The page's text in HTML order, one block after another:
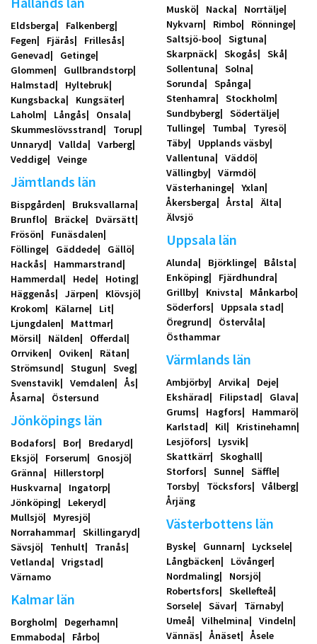
Eldsberga
Falkenberg
Fegen
Fjärås
Frillesås
Genevad
Getinge
Glommen
Gullbrandstorp
Halmstad
Hyltebruk
Kungsbacka
Kungsäter
Laholm
Långås
Onsala
Skummeslövsstrand
Torup
Unnaryd
Vallda
Varberg
Veddige
Veinge
Jämtlands län
Bispgården
Bruksvallarna
Brunflo
Bräcke
Dvärsätt
Frösön
Funäsdalen
Föllinge
Gäddede
Gällö
Hackås
Hammarstrand
Hammerdal
Hede
Hoting
Häggenås
Järpen
Klövsjö
Krokom
Kälarne
Lit
Ljungdalen
Mattmar
Mörsil
Nälden
Offerdal
Orrviken
Oviken
Rätan
Strömsund
Stugun
Sveg
Svenstavik
Vemdalen
Ås
Åsarna
Östersund
Jönköpings län
Bodafors Bor
Bredaryd
Eksjö
Forserum
Gnosjö
Gränna
Hillerstorp
Huskvarna
Ingatorp
Jönköping
Lekeryd
Mullsjö
Myresjö
Norrahammar
Skillingaryd
Sävsjö
Tenhult
Tranås
Vetlanda
Vrigstad
Värnamo
Kalmar län
Borgholm
Degerhamn
Emmaboda
Fårbo
Muskö
Nacka
Norrtälje
Nykvarn
Rimbo
Rönninge
Saltsjö-boo
Sigtuna
Skarpnäck
Skogås
Skå
Sollentuna
Solna
Sorunda
Spånga
Stenhamra
Stockholm
Sundbyberg
Södertälje
Tullinge
Tumba
Tyresö
Täby
Upplands väsby
Vallentuna
Väddö
Vällingby
Värmdö
Västerhaninge
Yxlan
Åkersberga
Årsta
Älta
Älvsjö
Uppsala län
Alunda Björklinge
Bålsta
Enköping
Fjärdhundra
Grillby
Knivsta
Månkarbo
Söderfors
Uppsala stad
Öregrund
Östervåla
Östhammar
Värmlands län
Ambjörby Arvika
Deje
Ekshärad
Filipstad
Glava
Grums
Hagfors
Hammarö
Karlstad
Kil
Kristinehamn
Lesjöfors
Lysvik
Skattkärr
Skoghall
Storfors
Sunne
Säffle
Torsby
Töcksfors
Vålberg
Årjäng
Västerbottens län
Byske Gunnarn
Lycksele
Långbäcken
Lövånger
Nordmaling
Norsjö
Robertsfors
Skellefteå
Sorsele
Sävar
Tärnaby
Umeå
Vilhelmina
Vindeln
Vännäs
Ånäset Åsele